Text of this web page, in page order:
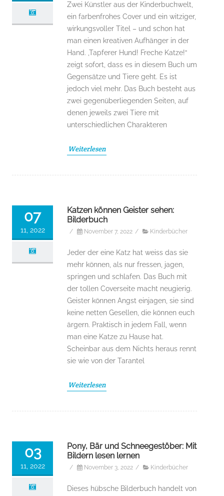
Zwei Künstler aus der Kinderbuchwelt,
ein farbenfrohes Cover und ein witziger,
wirkungsvoller Titel – und schon hat
man einen kreativen Aufhänger in der
Hand. ‚Tapferer Hund! Freche Katze!“
zeigt sofort, dass es in diesem Buch um
Gegensätze und Tiere geht. Es ist
jedoch viel mehr. Das Buch besteht aus
zwei gegenüberliegenden Seiten, auf
denen jeweils zwei Tiere mit
unterschiedlichen Charakteren
Weiterlesen
07
11, 2022
Katzen können Geister sehen:
Bilderbuch
/ November 7, 2022 / Kinderbücher
Jeder der eine Katz hat weiss das sie
mehr können, als nur fressen, jagen,
springen und schlafen. Das Buch mit
der tollen Coverseite macht neugierig.
Geister können Angst einjagen, sie sind
keine netten Gesellen, die können euch
ärgern. Praktisch in jedem Fall, wenn
man eine Katze zu Hause hat.
Scheinbar aus dem Nichts heraus rennt
sie wie von der Tarantel
Weiterlesen
03
11, 2022
Pony, Bär und Schneegestöber: Mit
Bildern lesen lernen
/ November 3, 2022 / Kinderbücher
Dieses hübsche Bilderbuch handelt von